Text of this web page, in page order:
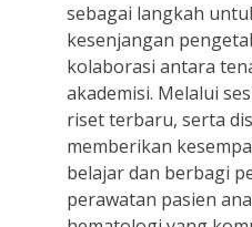
sebagai langkah
kesenjangan
kolaborasi antara
akademisi. Melalui
riset terbaru, serta
memberikan
belajar dan berbagi
perawatan pasien